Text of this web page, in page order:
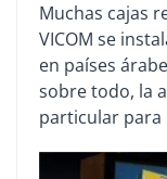
Muchas cajas
VICOM se
en países
sobre todo, la
particular para